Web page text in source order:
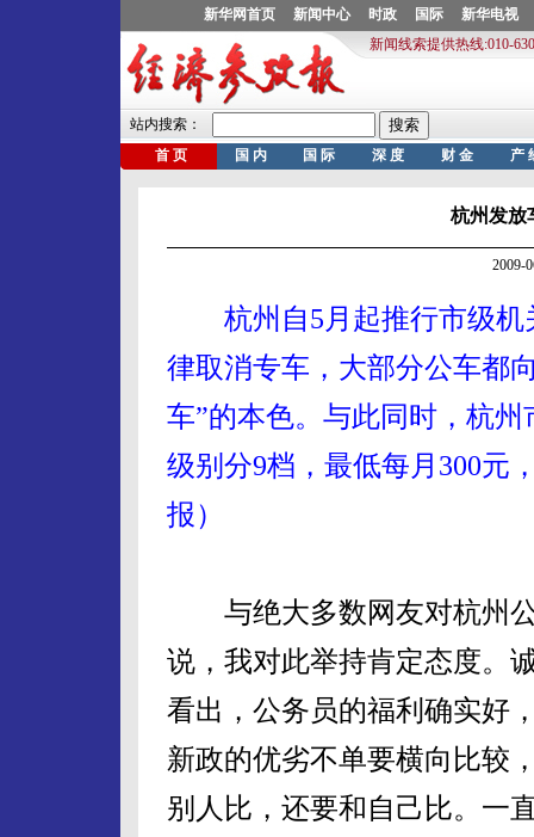
杭州发放
2009-
杭州自5月起推行市级机
律取消专车，大部分公车都
车”的本色。与此同时，杭
级别分9档，最低每月300元
报）
与绝大多数网友对杭州公
说，我对此举持肯定态度。
看出，公务员的福利确实好
新政的优劣不单要横向比较
别人比，还要和自己比。一